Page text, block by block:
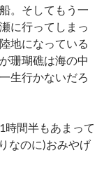
。そしてもう一
に行ってしまっ
地になっている
珊瑚礁は海の中
生行かないだろ
時間半もあまって
なのに)おみやげ